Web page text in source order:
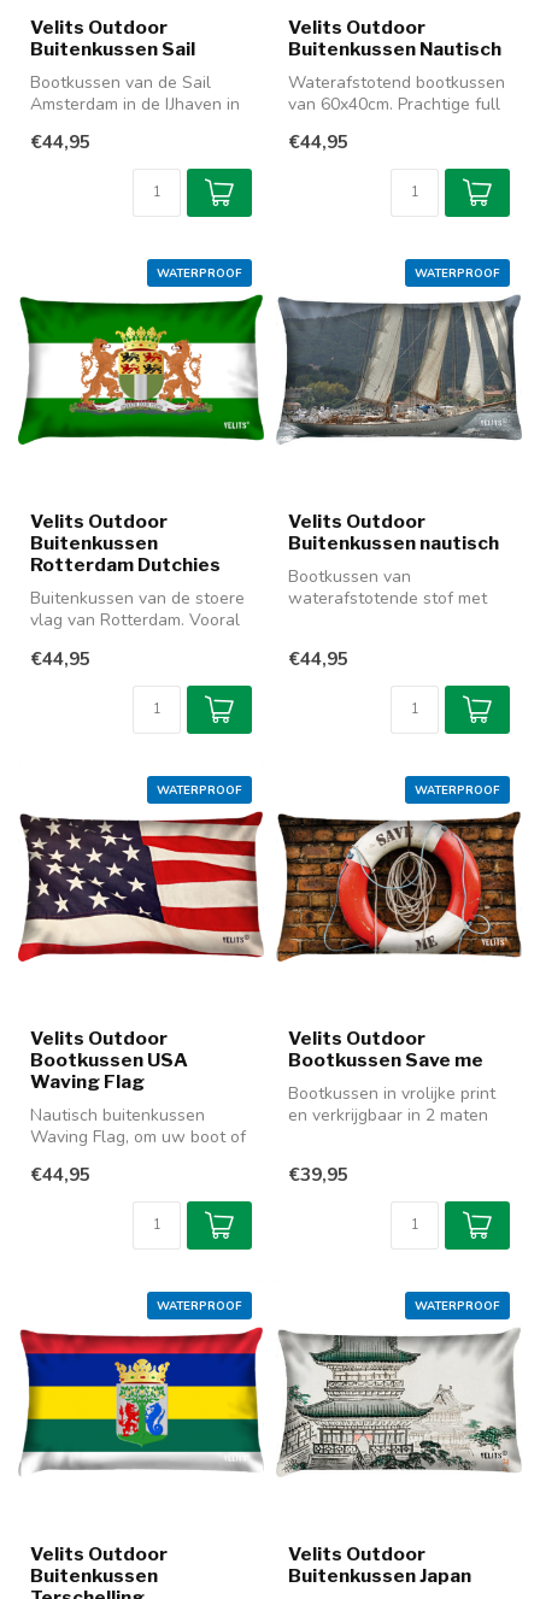
Velits Outdoor
Buitenkussen Sail
Bootkussen van de Sail
Amsterdam in de IJhaven in
kus...
€44,95
Velits Outdoor
Buitenkussen Nautisch
Waterafstotend bootkussen
van 60x40cm. Prachtige full
€44,95
WATERPROOF
Velits Outdoor
Buitenkussen
Rotterdam Dutchies
Buitenkussen van de stoere
vlag van Rotterdam. Vooral
€44,95
WATERPROOF
Velits Outdoor
Buitenkussen nautisch
Bootkussen van
waterafstotende stof met
€44,95
WATERPROOF
Velits Outdoor
Bootkussen USA
Waving Flag
Nautisch buitenkussen
Waving Flag, om uw boot of
koop...
€44,95
WATERPROOF
Velits Outdoor
Bootkussen Save me
Bootkussen in vrolijke print
en verkrijgbaar in 2 maten
€39,95
WATERPROOF
Velits Outdoor
Buitenkussen
WATERPROOF
Velits Outdoor
Buitenkussen Japan